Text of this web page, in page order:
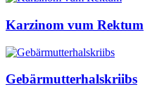
Karzinom vum Rektum
Gebärmutterhalskriibs